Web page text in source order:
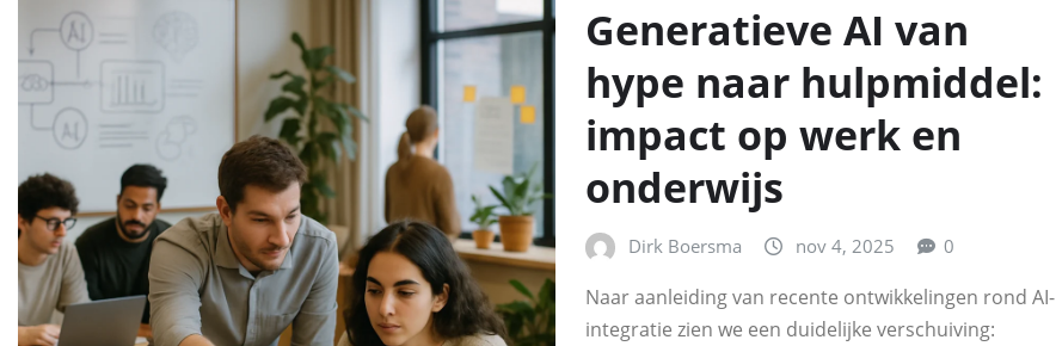
Generatieve AI van
hype naar hulpmiddel:
impact op werk en
onderwijs
Dirk Boersma nov 4, 2025 0
Naar aanleiding van recente ontwikkelingen rond AI-
integratie zien we een duidelijke verschuiving: